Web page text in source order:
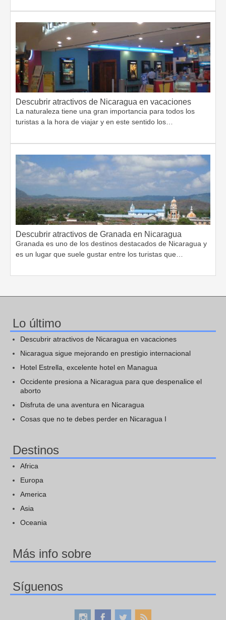
Descubrir atractivos de Nicaragua en vacaciones
La naturaleza tiene una gran importancia para todos los
turistas a la hora de viajar y en este sentido los…
Descubrir atractivos de Granada en Nicaragua
Granada es uno de los destinos destacados de Nicaragua y
es un lugar que suele gustar entre los turistas que…
Lo último
Descubrir atractivos de Nicaragua en vacaciones
Nicaragua sigue mejorando en prestigio internacional
Hotel Estrella, excelente hotel en Managua
Occidente presiona a Nicaragua para que despenalice el
aborto
Disfruta de una aventura en Nicaragua
Cosas que no te debes perder en Nicaragua I
Destinos
Africa
Europa
America
Asia
Oceania
Más info sobre
Síguenos